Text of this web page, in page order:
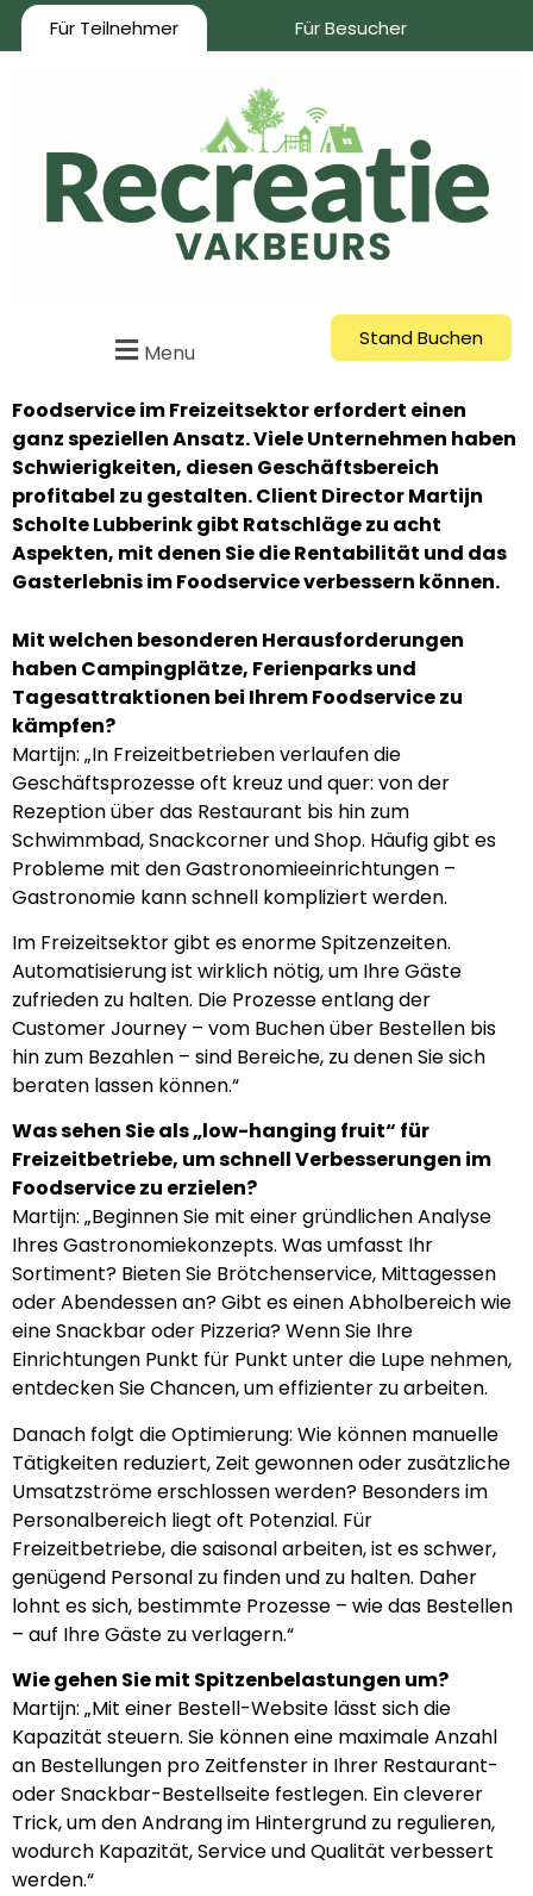
Für Teilnehmer Für Besucher
Menu
Stand Buchen
Foodservice im Freizeitsektor erfordert einen
ganz speziellen Ansatz. Viele Unternehmen haben
Schwierigkeiten, diesen Geschäftsbereich
profitabel zu gestalten. Client Director Martijn
Scholte Lubberink gibt Ratschläge zu acht
Aspekten, mit denen Sie die Rentabilität und das
Gasterlebnis im Foodservice verbessern können.
Mit welchen besonderen Herausforderungen
haben Campingplätze, Ferienparks und
Tagesattraktionen bei Ihrem Foodservice zu
kämpfen?
Martijn: „In Freizeitbetrieben verlaufen die
Geschäftsprozesse oft kreuz und quer: von der
Rezeption über das Restaurant bis hin zum
Schwimmbad, Snackcorner und Shop. Häufig gibt es
Probleme mit den Gastronomieeinrichtungen –
Gastronomie kann schnell kompliziert werden.
Im Freizeitsektor gibt es enorme Spitzenzeiten.
Automatisierung ist wirklich nötig, um Ihre Gäste
zufrieden zu halten. Die Prozesse entlang der
Customer Journey – vom Buchen über Bestellen bis
hin zum Bezahlen – sind Bereiche, zu denen Sie sich
beraten lassen können.“
Was sehen Sie als „low-hanging fruit“ für
Freizeitbetriebe, um schnell Verbesserungen im
Foodservice zu erzielen?
Martijn: „Beginnen Sie mit einer gründlichen Analyse
Ihres Gastronomiekonzepts. Was umfasst Ihr
Sortiment? Bieten Sie Brötchenservice, Mittagessen
oder Abendessen an? Gibt es einen Abholbereich wie
eine Snackbar oder Pizzeria? Wenn Sie Ihre
Einrichtungen Punkt für Punkt unter die Lupe nehmen,
entdecken Sie Chancen, um effizienter zu arbeiten.
Danach folgt die Optimierung: Wie können manuelle
Tätigkeiten reduziert, Zeit gewonnen oder zusätzliche
Umsatzströme erschlossen werden? Besonders im
Personalbereich liegt oft Potenzial. Für
Freizeitbetriebe, die saisonal arbeiten, ist es schwer,
genügend Personal zu finden und zu halten. Daher
lohnt es sich, bestimmte Prozesse – wie das Bestellen
– auf Ihre Gäste zu verlagern.“
Wie gehen Sie mit Spitzenbelastungen um?
Martijn: „Mit einer Bestell-Website lässt sich die
Kapazität steuern. Sie können eine maximale Anzahl
an Bestellungen pro Zeitfenster in Ihrer Restaurant-
oder Snackbar-Bestellseite festlegen. Ein cleverer
Trick, um den Andrang im Hintergrund zu regulieren,
wodurch Kapazität, Service und Qualität verbessert
werden.“